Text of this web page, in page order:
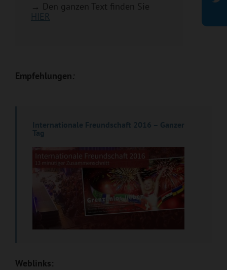
→ Den ganzen Text finden Sie
HIER
Empfehlungen:
Internationale Freundschaft 2016 – Ganzer
Tag
Weblinks: